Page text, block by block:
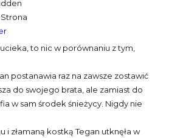
to nic w porównaniu z tym,
postanawia raz na zawsze zostawić
do swojego brata, ale zamiast do
w sam środek śnieżycy. Nigdy nie
i złamaną kostką Tegan utknęła w